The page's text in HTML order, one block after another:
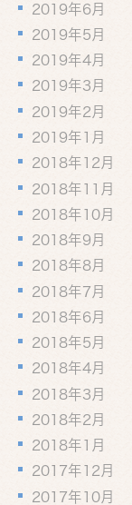
2019年6月
2019年5月
2019年4月
2019年3月
2019年2月
2019年1月
2018年12月
2018年11月
2018年10月
2018年9月
2018年8月
2018年7月
2018年6月
2018年5月
2018年4月
2018年3月
2018年2月
2018年1月
2017年12月
2017年10月